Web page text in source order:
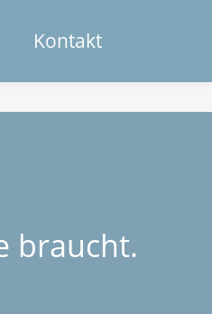
Institutionen
Kontakt
braucht.